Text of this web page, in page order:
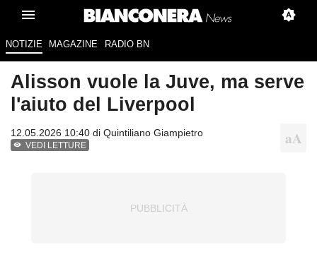
NOTIZIE MAGAZINE RADIO BN
Alisson vuole la Juve, ma serve
l'aiuto del Liverpool
12.05.2026 10:40 di Quintiliano Giampietro
VEDI LETTURE